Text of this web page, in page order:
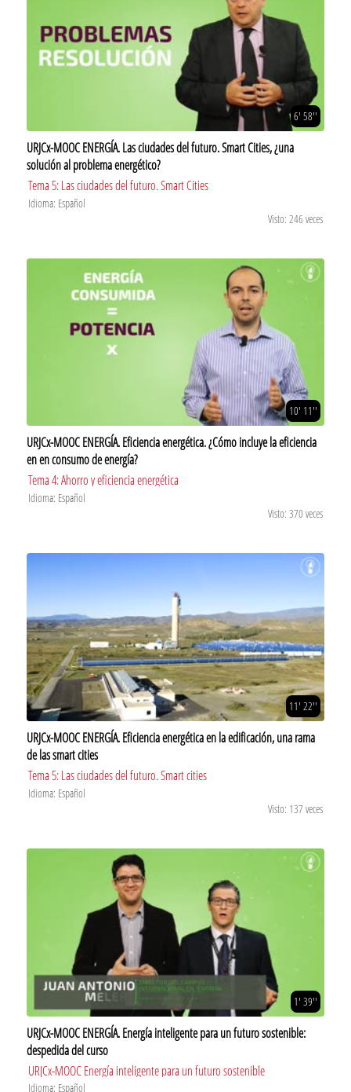
6' 58''
URJCx-MOOC ENERGÍA. Las ciudades del futuro. Smart Cities, ¿una
solución al problema energético?
Tema 5: Las ciudades del futuro. Smart Cities
Idioma: Español
Visto: 246 veces
10' 11''
URJCx-MOOC ENERGÍA. Eficiencia energética. ¿Cómo incluye la eficiencia
en en consumo de energía?
Tema 4: Ahorro y eficiencia energética
Idioma: Español
Visto: 370 veces
11' 22''
URJCx-MOOC ENERGÍA. Eficiencia energética en la edificación, una rama
de las smart cities
Tema 5: Las ciudades del futuro. Smart cities
Idioma: Español
Visto: 137 veces
1' 39''
URJCx-MOOC ENERGÍA. Energía inteligente para un futuro sostenible:
despedida del curso
URJCx-MOOC Energía inteligente para un futuro sostenible
Idioma: Español